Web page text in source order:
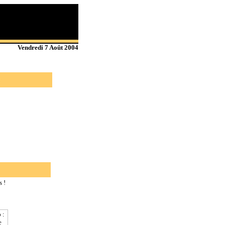
Vendredi 7 Août 2004
!